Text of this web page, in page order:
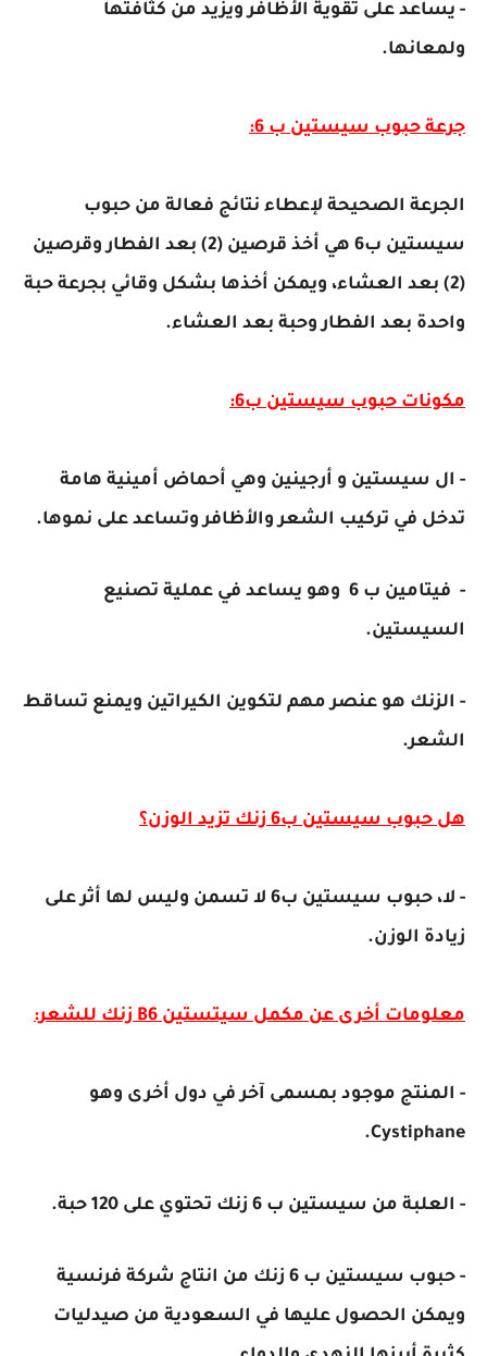
- يساعد على تقوية الأظافر ويزيد من كثافتها
ولمعانها.
جرعة حبوب سيستين ب 6:
الجرعة الصحيحة لإعطاء نتائج فعالة من حبوب
سيستين ب6 هي أخذ قرصين (2) بعد الفطار وقرصين
(2) بعد العشاء، ويمكن أخذها بشكل وقائي بجرعة حبة
واحدة بعد الفطار وحبة بعد العشاء.
مكونات حبوب سيستين ب6:
- ال سيستين و أرجينين وهي أحماض أمينية هامة
تدخل في تركيب الشعر والأظافر وتساعد على نموها.
- فيتامين ب 6 وهو يساعد في عملية تصنيع
السيستين.
- الزنك هو عنصر مهم لتكوين الكيراتين ويمنع تساقط
الشعر.
هل حبوب سيستين ب6 زنك تزيد الوزن؟
- لا، حبوب سيستين ب6 لا تسمن وليس لها أثر على
زيادة الوزن.
معلومات أخرى عن مكمل سيتستين B6 زنك للشعر:
- المنتج موجود بمسمى آخر في دول أخرى وهو
Cystiphane.
- العلبة من سيستين ب 6 زنك تحتوي على 120 حبة.
- حبوب سيستين ب 6 زنك من انتاج شركة فرنسية
ويمكن الحصول عليها في السعودية من صيدليات